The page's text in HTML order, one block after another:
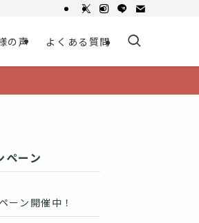
の声 よくある質問
ペーン
ーン開催中！